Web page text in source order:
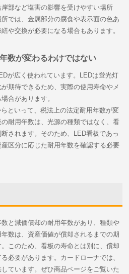
部など塩害の影響を受けやすい場所
では、金属部分の腐食や表示面の色あ
や交換が必要になる場合もあります。
数が変わるわけではない
が広く使われています。LEDは蛍光灯
期待できるため、実際の使用寿命やメ
合があります。
といって、税法上の法定耐用年数が変
耐用年数は、光源の種類ではなく、看
されます。そのため、LED看板であっ
区分に応じた耐用年数を確認する必要
と減価償却の耐用年数があり、種類や
数は、資産価値が償却されるまでの期
このため、看板の寿命とは別に、償却
必要があります。カードローナでは、
ています。ぜひ商品ページをご覧いた